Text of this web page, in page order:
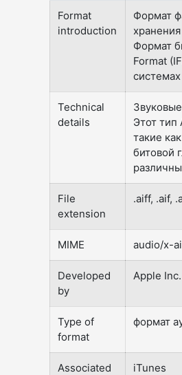
Format
introduction
Формат
Формат
Format
Technical
details
Этот тип
такие
битовой
File
extension
.aiff, .aif,
MIME audio/x-
Developed
by
Apple Inc.
Type of
format
формат
Associated
iTunes